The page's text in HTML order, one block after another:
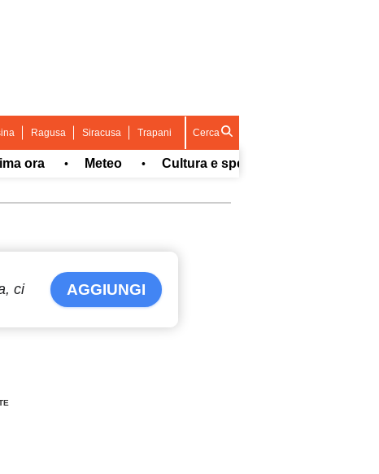
Ragusa Siracusa Trapani Cerca
• Meteo • Cultura e spettacolo
ci
AGGIUNGI